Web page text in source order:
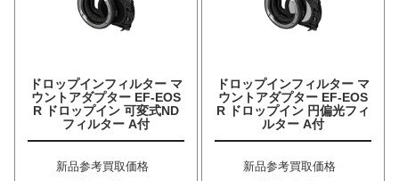
ドロップインフィルター マ
ウントアダプター EF-EOS
R ドロップイン 可変式ND
フィルター A付
新品参考買取価格
ドロップインフィルター マ
ウントアダプター EF-EOS
R ドロップイン 円偏光フィ
ルター A付
新品参考買取価格